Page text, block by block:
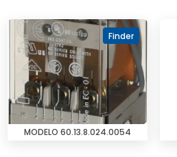
Finder
MODELO 60.13.8.024.0054